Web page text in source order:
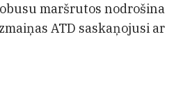
maršrutos nodrošina
ATD saskaņojusi ar